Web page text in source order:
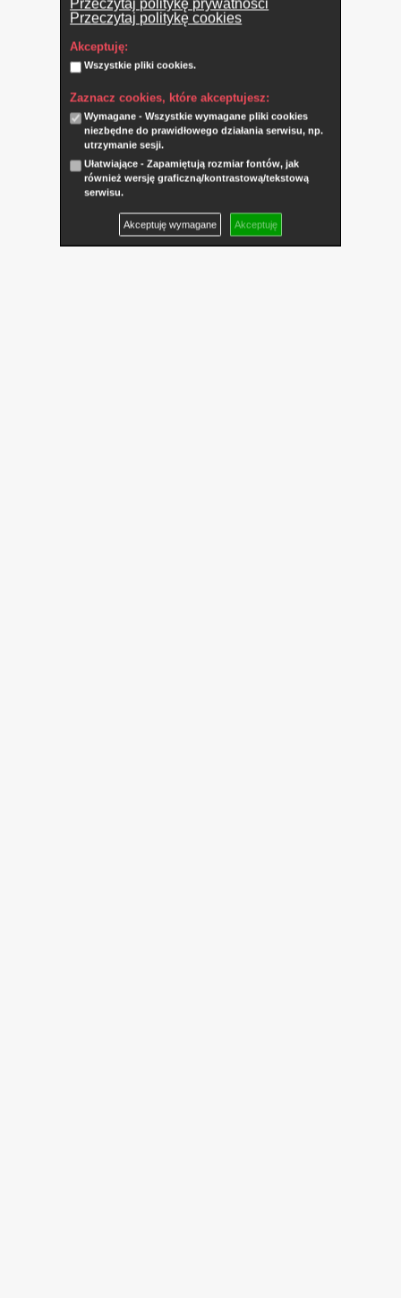
Przeczytaj politykę prywatności
Przeczytaj politykę cookies
Akceptuję:
Wszystkie pliki cookies.
Zaznacz cookies, które akceptujesz:
Wymagane - Wszystkie wymagane pliki cookies
niezbędne do prawidłowego działania serwisu, np.
utrzymanie sesji.
Ułatwiające - Zapamiętują rozmiar fontów, jak
również wersję graficzną/kontrastową/tekstową
serwisu.
Akceptuję wymagane Akceptuję